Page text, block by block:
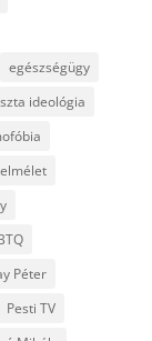
egészségügy
ideológia
Péter
Pesti TV